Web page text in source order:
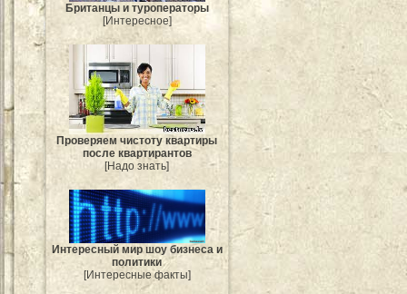
Британцы и туроператоры
[Интересное]
Проверяем чистоту квартиры
после квартирантов
[Надо знать]
Интересный мир шоу бизнеса и
политики
[Интересные факты]